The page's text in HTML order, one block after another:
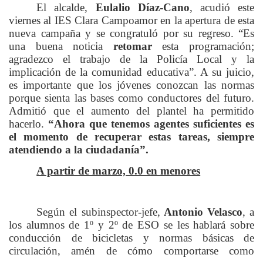
El alcalde, Eulalio Díaz-Cano, acudió este
viernes al IES Clara Campoamor en la apertura de esta
nueva campaña y se congratuló por su regreso. “Es
una buena noticia retomaresta programación;
agradezco el trabajo de la Policía Local y la
implicación de la comunidad educativa”. A su juicio,
es importante que los jóvenes conozcan las normas
porque sienta las bases como conductores del futuro.
Admitió que el aumento del plantel ha permitido
hacerlo. “Ahora que tenemos agentes suficientes es
el momento de recuperar estas tareas, siempre
atendiendo a la ciudadanía”.
A partir de marzo, 0.0 en menores
Según el subinspector-jefe, Antonio Velasco, a
los alumnos de 1º y 2º de ESO se les hablará sobre
conducción de bicicletas y normas básicas de
circulación, amén de cómo comportarse como